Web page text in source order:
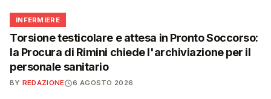
🩺
INFERMIERE
Torsione testicolare e attesa in Pronto Soccorso:
la Procura di Rimini chiede l'archiviazione per il
personale sanitario
BY REDAZIONE 6 AGOSTO 2026